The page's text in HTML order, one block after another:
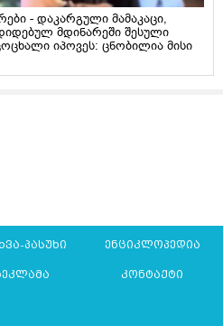
- დაკარგული მამაკაცი,
მდინარეში შესული
იპოვეს: ცნობილია მისი
პასუხი ენციკლოპედია
კონტაქტი